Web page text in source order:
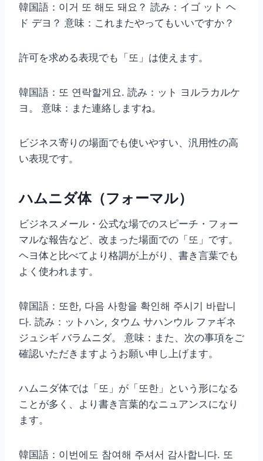
韓国語：이거 또 해도 돼요？ 読み：イゴ ット ヘ
ド デヨ？ 意味：これまたやってもいいですか？
許可を求める表現でも「또」は使えます。
韓国語：또 연락할게요. 読み：ット ヨルラカルケ
ヨ。 意味：また連絡しますね。
ビジネス寄りの場面でも使いやすい、汎用性の高
い表現です。
ハムニダ体（フォーマル）
ビジネスメール・公式な場でのスピーチ・フォー
マルな報告など、改まった場面での「또」です。
ヘヨ体と比べてより格調が上がり、書き言葉でも
よく使われます。
韓国語：또한, 다음 사항을 확인해 주시기 바랍니
다. 読み：ットハン, タウム サハンウル ファギネ
ジュシギ バラムニダ。 意味：また、次の事項をご
確認いただきますようお願い申し上げます。
ハムニダ体では「또」が「또한」という形になる
ことが多く、より書き言葉的なニュアンスになり
ます。
韓国語：이번에도 참여해 주셔서 감사합니다. 또